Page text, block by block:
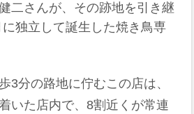
二さんが、その跡地を引き継
独立して誕生した焼き鳥専
3分の路地に佇むこの店は、
いた店内で、8割近くが常連